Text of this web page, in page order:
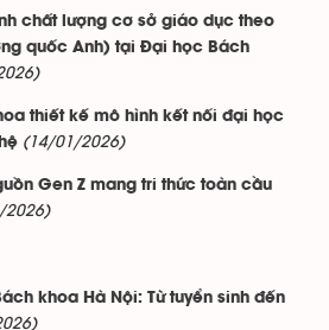
chất lượng cơ sở giáo dục theo
quốc Anh) tại Đại học Bách
thiết kế mô hình kết nối đại học
(14/01/2026)
Gen Z mang tri thức toàn cầu
2026)
khoa Hà Nội: Từ tuyển sinh đến